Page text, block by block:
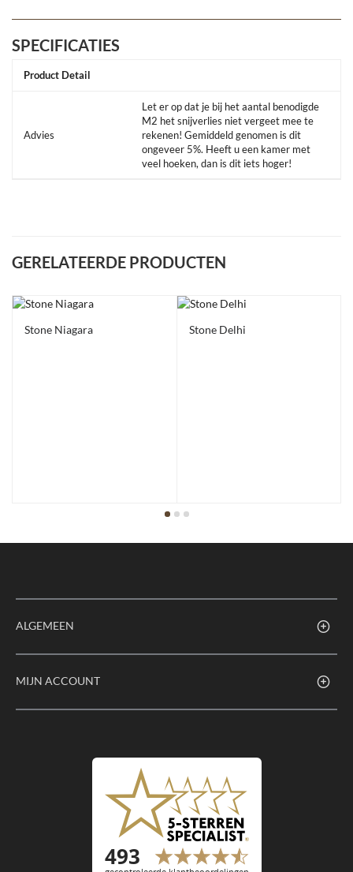
SPECIFICATIES
Product Detail
Advies
Let er op dat je bij het aantal benodigde
M2 het snijverlies niet vergeet mee te
rekenen! Gemiddeld genomen is dit
ongeveer 5%. Heeft u een kamer met
veel hoeken, dan is dit iets hoger!
GERELATEERDE PRODUCTEN
Stone Niagara Stone Delhi
ALGEMEEN
MIJN ACCOUNT